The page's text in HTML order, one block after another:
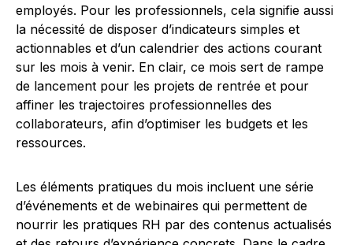
employés. Pour les professionnels, cela signifie aussi
la nécessité de disposer d’indicateurs simples et
actionnables et d’un calendrier des actions courant
sur les mois à venir. En clair, ce mois sert de rampe
de lancement pour les projets de rentrée et pour
affiner les trajectoires professionnelles des
collaborateurs, afin d’optimiser les budgets et les
ressources.
Les éléments pratiques du mois incluent une série
d’événements et de webinaires qui permettent de
nourrir les pratiques RH par des contenus actualisés